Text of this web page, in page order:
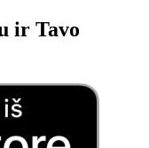
ir Tavo